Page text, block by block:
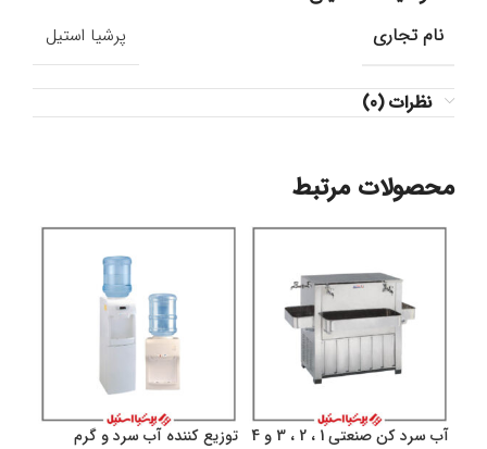
نام تجاری
پرشیا استیل
نظرات (0)
محصولات مرتبط
آب سرد كن صنعتى 1 ، 2 ، 3 و 4 توزیع كننده آب سرد و گرم